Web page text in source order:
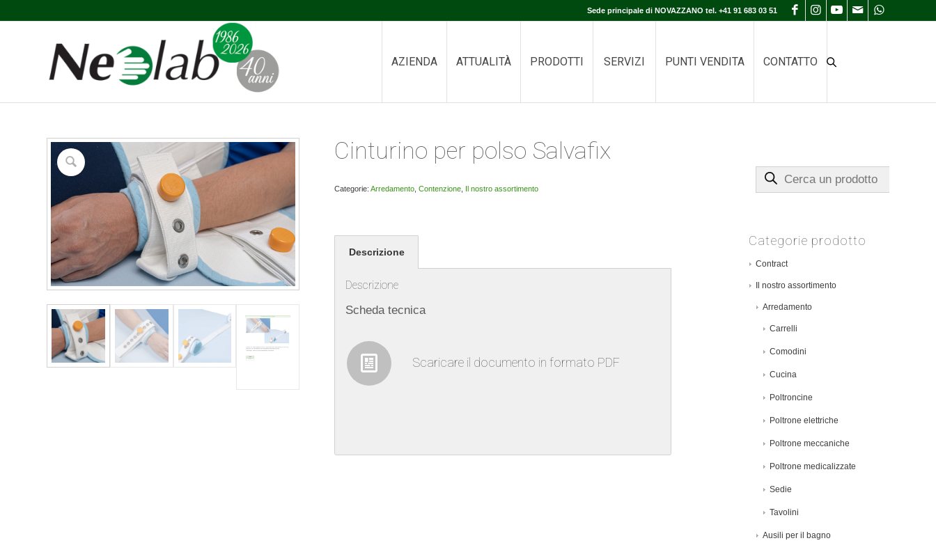
Sede principale di NOVAZZANO tel. +41 91 683 03 51
AZIENDA ATTUALITÀ PRODOTTI SERVIZI PUNTI VENDITA CONTATTO
Cinturino per polso Salvafix
Categorie: Arredamento Contenzione Il nostro assortimento
Descrizione
Descrizione
Scheda tecnica
Scaricare il documento in formato PDF
Cerca un prodotto
Categorie prodotto
Contract
Il nostro assortimento
Arredamento
Carrelli
Comodini
Cucina
Poltroncine
Poltrone elettriche
Poltrone meccaniche
Poltrone medicalizzate
Sedie
Tavolini
Ausili per il bagno